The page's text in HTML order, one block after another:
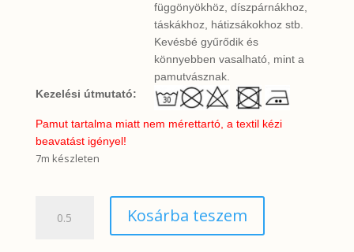
függönyökhöz, díszpárnákhoz,
táskákhoz, hátizsákokhoz stb.
Kevésbé gyűrődik és
könnyebben vasalható, mint a
pamutvásznak.
Kezelési útmutató:
Pamut tartalma miatt nem mérettartó, a textil kézi
beavatást igényel!
7m készleten
húsvéti
Kosárba teszem